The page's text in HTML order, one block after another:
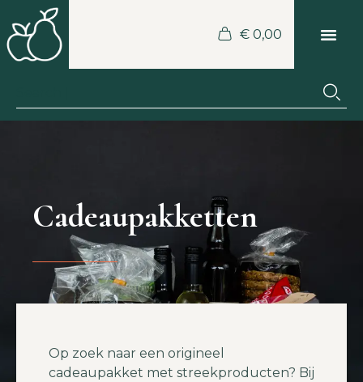
€0,00
Cadeaupakketten
Op zoek naar een origineel
cadeaupakket met streekproducten? Bij